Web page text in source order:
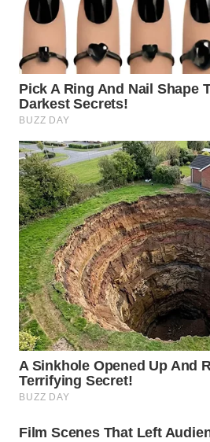
WN
SUBANG
WN
SUKABUMI
WN
PURWAKARTA
WN
PRIANGAN
TIMUR
WN
SEMARANG
WN
SOLO
WN